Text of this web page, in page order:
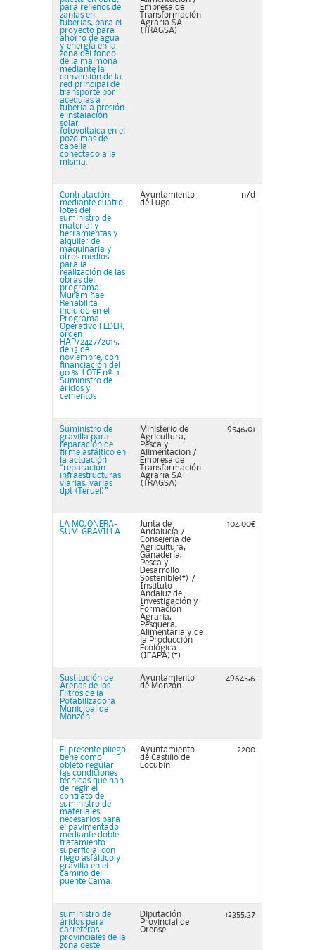
para rellenos de
zanjas en
tuberías, para el
proyecto para
ahorro de agua
y energía en la
zona del fondo
de la maimona
mediante la
conversión de la
red principal de
transporte por
acequias a
tubería a presión
e instalación
solar
fotovoltaica en el
pozo mas de
capella
conectado a la
misma.
Empresa de
Transformación
Agraria SA
(TRAGSA)
Contratación
mediante cuatro
lotes del
suministro de
material y
herramientas y
alquiler de
maquinaria y
otros medios
para la
realización de las
obras del
programa
Muramiñae
Rehabilita
incluido en el
Programa
Operativo FEDER,
orden
HAP/2427/2015,
de 13 de
noviembre, con
financiación del
80 %. LOTE nº: 1:
Suministro de
áridos y
cementos
Ayuntamiento
de Lugo
n/d
Suministro de
gravilla para
reparación de
firme asfáltico en
la actuación
“reparación
infraestructuras
viarias, varias
dpt (Teruel)”
Ministerio de
Agricultura,
Pesca y
Alimentacion /
Empresa de
Transformación
Agraria SA
(TRAGSA)
9546,01
LA MOJONERA-
SUM-GRAVILLA
Junta de
Andalucía /
Consejería de
Agricultura,
Ganadería,
Pesca y
Desarrollo
Sostenible(*) /
Instituto
Andaluz de
Investigación y
Formación
Agraria,
Pesquera,
Alimentaria y de
la Producción
Ecológica
(IFAPA)(*)
104,00€
Sustitución de
Arenas de los
Filtros de la
Potabilizadora
Municipal de
Monzón.
Ayuntamiento
de Monzón
49645,6
El presente pliego
tiene como
objeto regular
las condiciones
técnicas que han
de regir el
contrato de
suministro de
materiales
necesarios para
el pavimentado
mediante doble
tratamiento
superficial con
riego asfáltico y
gravilla en el
camino del
puente Cama.
Ayuntamiento
de Castillo de
Locubín
2200
suministro de
áridos para
carreteras
provinciales de la
zona oeste
Diputación
Provincial de
Orense
12355,37